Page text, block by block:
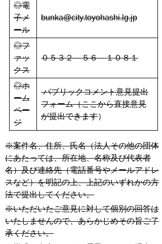
◎電
子メ
ール
bunka@city.toyohashi.lg.jp
◎フ
ァッ
クス
０５３２－５６－１０８１
◎ホ
ーム
ペー
ジ
パブリックコメント意見提出
フォーム（ここから直接意見
が提出できます）
※案件名、住所、氏名（法人その他の団体
にあたっては、所在地、名称及び代表者
名）及び連絡先（電話番号やメールアドレ
スなど）を明記の上、上記のいずれかの方
法で提出してください。
※いただいたご意見に対して個別の回答は
いたしませんので、あらかじめその旨ご了
承ください。